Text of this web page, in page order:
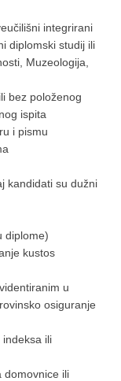
integrirani
diplomski studij ili
Muzeologija,
bez položenog
ispita
i pismu
kandidati su dužni
diplome)
kustos
u
osiguranje
ili
domovnice ili